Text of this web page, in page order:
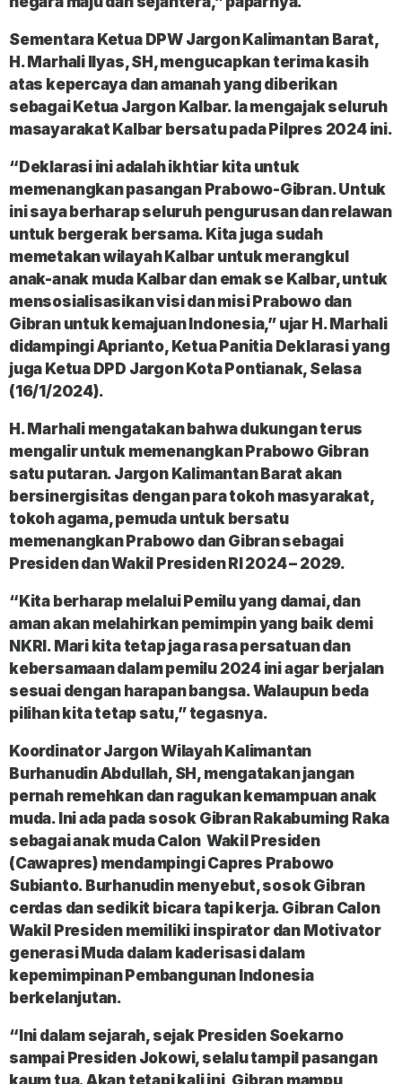
Sementara Ketua DPW Jargon Kalimantan Barat,
H. Marhali Ilyas, SH, mengucapkan terima kasih
atas kepercaya dan amanah yang diberikan
sebagai Ketua Jargon Kalbar. Ia mengajak seluruh
masayarakat Kalbar bersatu pada Pilpres 2024 ini.
“Deklarasi ini adalah ikhtiar kita untuk
memenangkan pasangan Prabowo-Gibran. Untuk
ini saya berharap seluruh pengurusan dan relawan
untuk bergerak bersama. Kita juga sudah
memetakan wilayah Kalbar untuk merangkul
anak-anak muda Kalbar dan emak se Kalbar, untuk
mensosialisasikan visi dan misi Prabowo dan
Gibran untuk kemajuan Indonesia,” ujar H. Marhali
didampingi Aprianto, Ketua Panitia Deklarasi yang
juga Ketua DPD Jargon Kota Pontianak, Selasa
(16/1/2024).
H. Marhali mengatakan bahwa dukungan terus
mengalir untuk memenangkan Prabowo Gibran
satu putaran. Jargon Kalimantan Barat akan
bersinergisitas dengan para tokoh masyarakat,
tokoh agama, pemuda untuk bersatu
memenangkan Prabowo dan Gibran sebagai
Presiden dan Wakil Presiden RI 2024 – 2029.
“Kita berharap melalui Pemilu yang damai, dan
aman akan melahirkan pemimpin yang baik demi
NKRI. Mari kita tetap jaga rasa persatuan dan
kebersamaan dalam pemilu 2024 ini agar berjalan
sesuai dengan harapan bangsa. Walaupun beda
pilihan kita tetap satu,” tegasnya.
Koordinator Jargon Wilayah Kalimantan
Burhanudin Abdullah, SH, mengatakan jangan
pernah remehkan dan ragukan kemampuan anak
muda. Ini ada pada sosok Gibran Rakabuming Raka
sebagai anak muda Calon Wakil Presiden
(Cawapres) mendampingi Capres Prabowo
Subianto. Burhanudin menyebut, sosok Gibran
cerdas dan sedikit bicara tapi kerja. Gibran Calon
Wakil Presiden memiliki inspirator dan Motivator
generasi Muda dalam kaderisasi dalam
kepemimpinan Pembangunan Indonesia
berkelanjutan.
“Ini dalam sejarah, sejak Presiden Soekarno
sampai Presiden Jokowi, selalu tampil pasangan
kaum tua. Akan tetapi kali ini, Gibran mampu